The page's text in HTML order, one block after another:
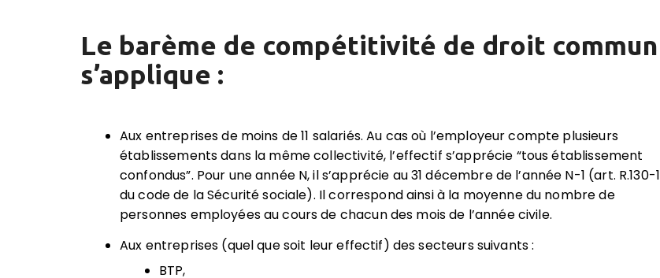
Le barème de compétitivité de droit commun
s’applique :
Aux entreprises de moins de 11 salariés. Au cas où l’employeur compte plusieurs
établissements dans la même collectivité, l’effectif s’apprécie “tous établissement
confondus”. Pour une année N, il s’apprécie au 31 décembre de l’année N-1 (art. R.130-1
du code de la Sécurité sociale). Il correspond ainsi à la moyenne du nombre de
personnes employées au cours de chacun des mois de l’année civile.
Aux entreprises (quel que soit leur effectif) des secteurs suivants :
BTP,